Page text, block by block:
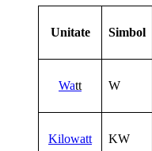
Unitate Simbol
Watt W
Kilowatt KW